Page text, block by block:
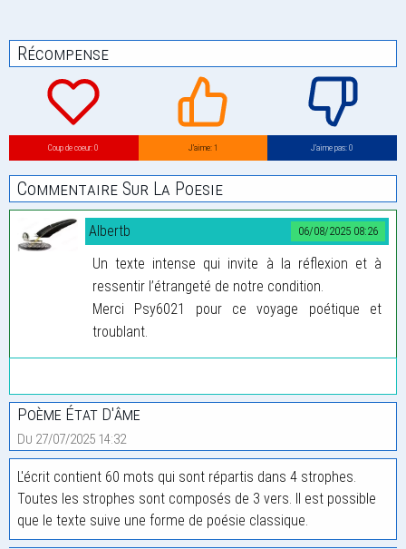
Récompense
Coup de coeur: 0 J’aime: 1 J’aime pas: 0
Commentaire Sur La Poesie
06/08/2025 08:26
Albertb
Un texte intense qui invite à la réflexion et à
ressentir l’étrangeté de notre condition.
Merci Psy6021 pour ce voyage poétique et
troublant.
Poème État D'âme
Du 27/07/2025 14:32
L'écrit contient 60 mots qui sont répartis dans 4 strophes.
Toutes les strophes sont composés de 3 vers. Il est possible
que le texte suive une forme de poésie classique.